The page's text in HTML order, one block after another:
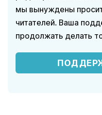
мы вынуждены
читателей. Ваша
продолжать делать